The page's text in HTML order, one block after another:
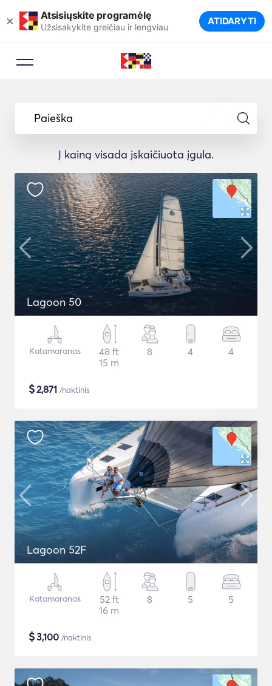
× Atsisiųskite programėlę
Užsisakykite greičiau ir lengviau ATIDARYTI
Paieška
Į kainą visada įskaičiuota įgula.
Lagoon 50
Katamaranas
48 ft
15 m
8 4 4
$2,871 /naktinis
Lagoon 52F
Katamaranas
52 ft
16 m
8 5 5
$3,100 /naktinis